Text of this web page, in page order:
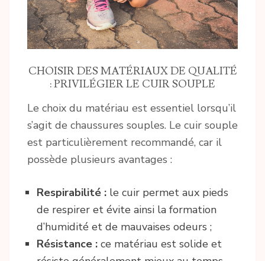
CHOISIR DES MATÉRIAUX DE QUALITÉ
: PRIVILÉGIER LE CUIR SOUPLE
Le choix du matériau est essentiel lorsqu’il
s’agit de chaussures souples. Le cuir souple
est particulièrement recommandé, car il
possède plusieurs avantages :
Respirabilité : le cuir permet aux pieds
de respirer et évite ainsi la formation
d’humidité et de mauvaises odeurs ;
Résistance : ce matériau est solide et